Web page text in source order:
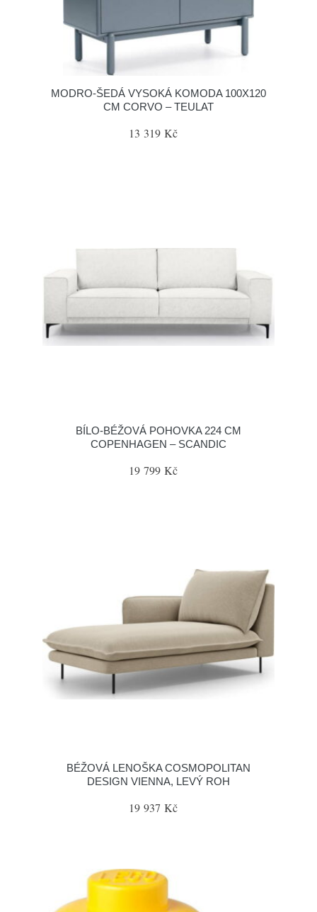
MODRO-ŠEDÁ VYSOKÁ KOMODA 100X120
CM CORVO – TEULAT
13 319 Kč
BÍLO-BÉŽOVÁ POHOVKA 224 CM
COPENHAGEN – SCANDIC
19 799 Kč
BÉŽOVÁ LENOŠKA COSMOPOLITAN
DESIGN VIENNA, LEVÝ ROH
19 937 Kč